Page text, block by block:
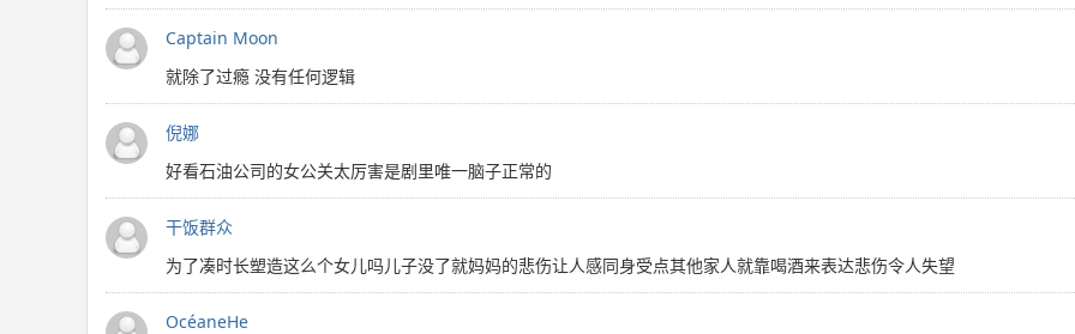
Captain Moon
就除了过瘾 没有任何逻辑
倪娜
好看石油公司的女公关太厉害是剧里唯一脑子正常的
干饭群众
为了凑时长塑造这么个女儿吗儿子没了就妈妈的悲伤让人感同身受点其他家人就靠喝酒来表达悲伤令人失望
OcéaneHe